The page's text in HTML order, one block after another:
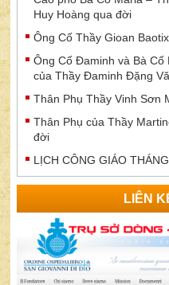
Huy Hoàng qua đời
Ông Cố Thầy Gioan
Ông Cố Đaminh và Bà Cố
của Thầy Đaminh Đặng
Thân Phụ Thầy Vinh Sơn
Thân Phụ của Thầy
đời
LỊCH CÔNG GIÁO
LIÊN